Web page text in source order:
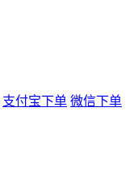
支付宝下单 微信下单